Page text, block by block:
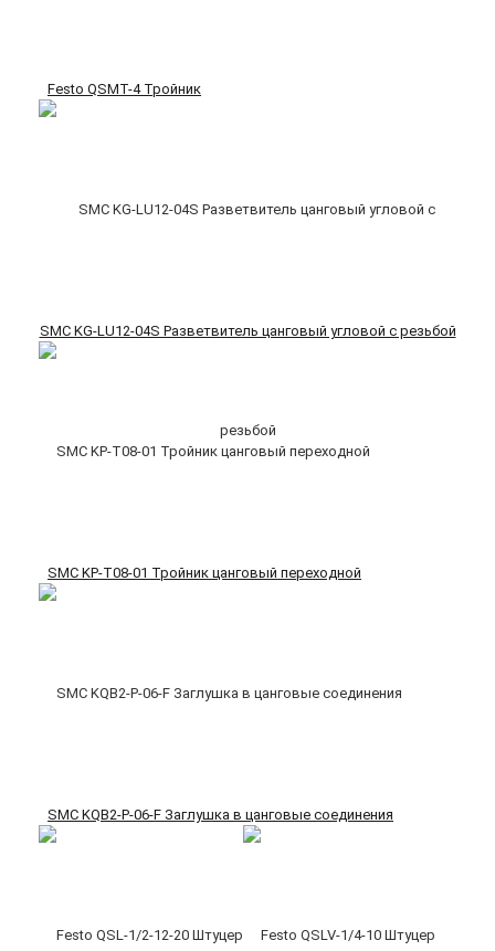
Festo QSMT-4 Тройник
SMC KG-LU12-04S Разветвитель цанговый угловой с резьбой
SMC KP-T08-01 Тройник цанговый переходной
SMC KQB2-P-06-F Заглушка в цанговые соединения